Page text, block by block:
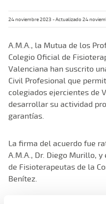
24 noviembre 2023 - Actualizado 24
A.M.A., la Mutua de los
Colegio Oficial de
Valenciana han suscrito
Civil Profesional que
colegiados ejercientes de
desarrollar su actividad
garantías.
La firma del acuerdo fue
A.M.A., Dr. Diego Murillo,
de Fisioterapeutas de la
Benítez.